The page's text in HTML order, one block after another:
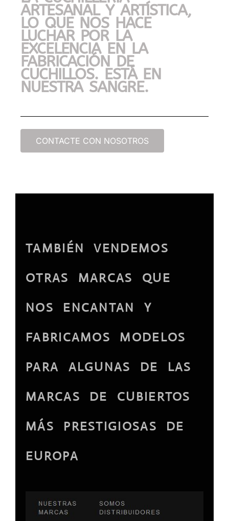
ARTESANAL Y ARTÍSTICA,
LO QUE NOS HACE
LUCHAR POR LA
EXCELENCIA EN LA
FABRICACIÓN DE
CUCHILLOS. ESTÁ EN
NUESTRA SANGRE.
CONTACTE CON NOSOTROS
TAMBIÉN VENDEMOS
OTRAS MARCAS QUE
NOS ENCANTAN Y
FABRICAMOS MODELOS
PARA ALGUNAS DE LAS
MARCAS DE CUBIERTOS
MÁS PRESTIGIOSAS DE
EUROPA